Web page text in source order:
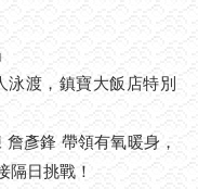
渡，鎮寶大飯店特別
彥鋒 帶領有氧暖身，
隔日挑戰！